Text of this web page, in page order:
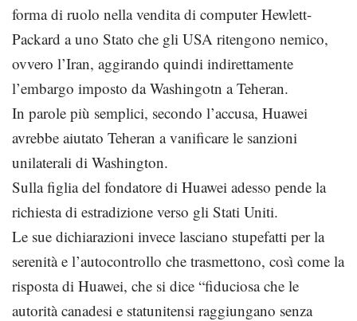
forma di ruolo nella vendita di computer Hewlett-
Packard a uno Stato che gli USA ritengono nemico,
ovvero l’Iran, aggirando quindi indirettamente
l’embargo imposto da Washingotn a Teheran.
In parole più semplici, secondo l’accusa, Huawei
avrebbe aiutato Teheran a vanificare le sanzioni
unilaterali di Washington.
Sulla figlia del fondatore di Huawei adesso pende la
richiesta di estradizione verso gli Stati Uniti.
Le sue dichiarazioni invece lasciano stupefatti per la
serenità e l’autocontrollo che trasmettono, così come la
risposta di Huawei, che si dice “fiduciosa che le
autorità canadesi e statunitensi raggiungano senza